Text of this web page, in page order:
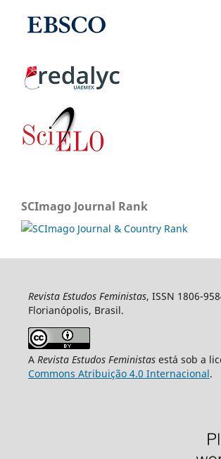
SCImago Journal Rank
Revista Estudos Feministas, ISSN 1806-
Florianópolis, Brasil.
A Revista Estudos Feministasestá sob a
Commons Atribuição 4.0 Internacional.